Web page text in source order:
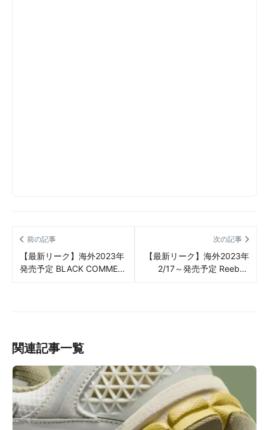
前の記事
【最新リーク】海外2023年
発売予定 BLACK COMME
次の記事
【最新リーク】海外2023年
2/17～発売予定 Reebok
関連記事一覧